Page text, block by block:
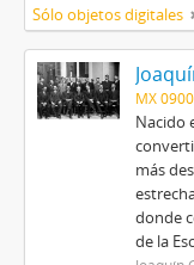
Sólo objetos digitales
MX
Nacido
más
donde
de la